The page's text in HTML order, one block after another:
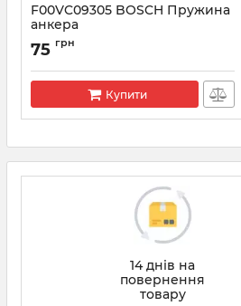
F00VC09305 BOSCH Пружина
анкера
Артикул:
75 грн
Купити
14 днів на
повернення
товару